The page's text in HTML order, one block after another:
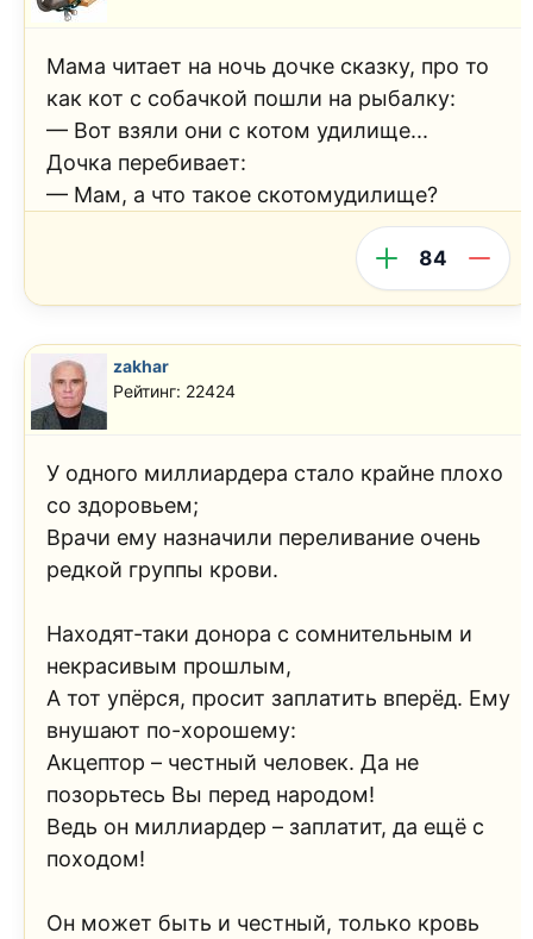
Мама читает на ночь дочке сказку, про то
как кот с собачкой пошли на рыбалку:
— Вот взяли они с котом удилище...
Дочка перебивает:
— Мам, а что такое скотомудилище?
84
zakhar
Рейтинг: 22424
У одного миллиардера стало крайне плохо
со здоровьем;
Врачи ему назначили переливание очень
редкой группы крови.
Находят-таки донора с сомнительным и
некрасивым прошлым,
А тот упёрся, просит заплатить вперёд. Ему
внушают по-хорошему:
Акцептор – честный человек. Да не
позорьтесь Вы перед народом!
Ведь он миллиардер – заплатит, да ещё с
походом!
Он может быть и честный, только кровь